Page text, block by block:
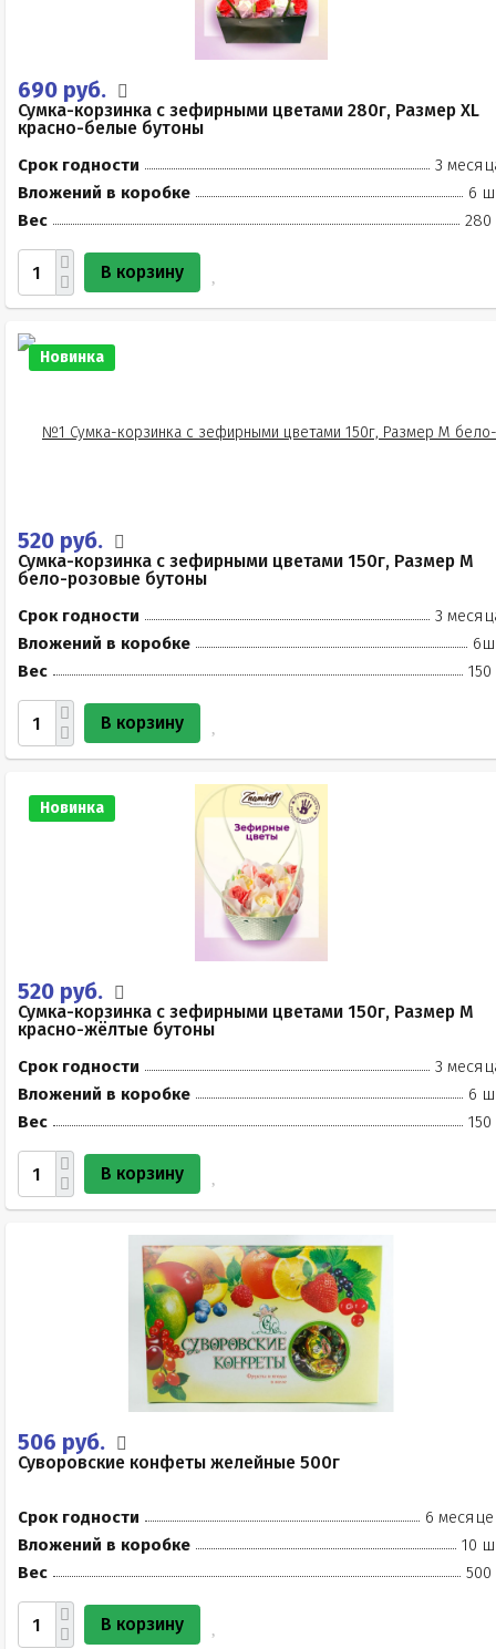
690 руб.
Сумка-корзинка с зефирными цветами 280г, Размер XL
красно-белые бутоны
Срок годности
3
Вложений в коробке
6
Вес
280
В корзину
Новинка
520 руб.
Сумка-корзинка с зефирными цветами 150г, Размер М
бело-розовые бутоны
Срок годности
3
Вложений в коробке
Вес
150
В корзину
Новинка
520 руб.
Сумка-корзинка с зефирными цветами 150г, Размер М
красно-жёлтые бутоны
Срок годности
3
Вложений в коробке
6
Вес
150
В корзину
506 руб.
Суворовские конфеты желейные 500г
Срок годности
6
Вложений в коробке
10
Вес
500
В корзину